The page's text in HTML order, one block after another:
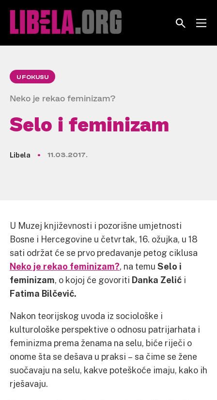
U FOKUSU
Neko je rekao feminizam?
Selo i feminizam
Libela 11.03.2017.
U Muzej književnosti i pozorišne umjetnosti
Bosne i Hercegovine u četvrtak, 16. ožujka, u 18
sati održat će se prvo predavanje petog ciklusa
Neko je rekao feminizam?, na temu Selo i
feminizam, o kojoj će govoriti Danka Zelić i
Fatima Bilčević.
Nakon teorijskog uvoda iz sociološke i
kulturološke perspektive o odnosu patrijarhata i
feminizma prema ženama na selu, biće riječi o
onome šta se dešava u praksi – sa čime se žene
suočavaju na selu, kakve poteškoće imaju, kako ih
rješavaju.